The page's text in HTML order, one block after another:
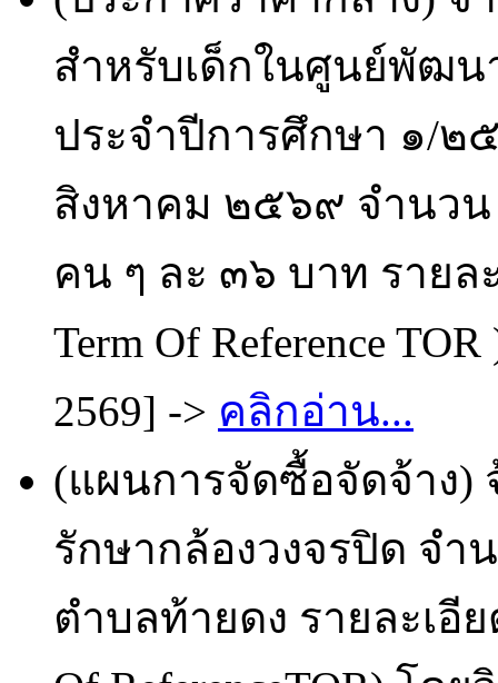
สำหรับเด็กในศูนย์พัฒน
ประจำปีการศึกษา ๑/๒
สิงหาคม ๒๕๖๙ จำนว
คน ๆ ละ ๓๖ บาท รายล
Term Of Reference
2569] -> คลิกอ่าน...
(แผนการจัดซื้อจัดจ้าง)
รักษากล้องวงจรปิด จำ
ตำบลท้ายดง รายละเอี